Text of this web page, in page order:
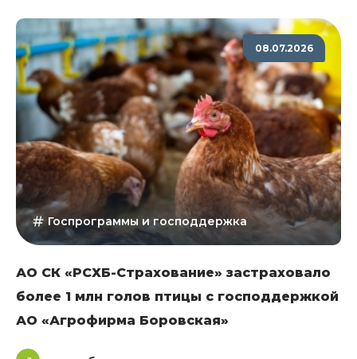
08.07.2026
Госпрограммы и господдержка
АО СК «РСХБ-Страхование» застраховало
более 1 млн голов птицы с господдержкой
АО «Агрофирма Боровская»